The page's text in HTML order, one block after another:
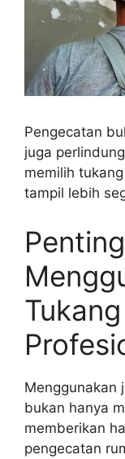
Pengecatan
juga
memilih
tampil lebih
Menggunakan
bukan hanya
memberikan
pengecatan